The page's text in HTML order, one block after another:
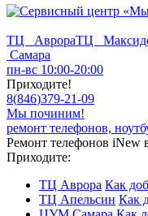
ТЦ АврораТЦ
Самара
пн-вс 10:00-20:00
Приходите!
8(846)379-21-09
Мы починим!
ремонт телефонов,
Ремонт телефонов iNew
Приходите:
ТЦ Аврора Как
ТЦ Апельсин Как